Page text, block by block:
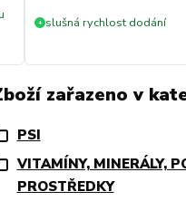
+ slušná rychlost dodání
zařazeno v
PSI
VITAMÍNY, MINERÁLY,
PROSTŘEDKY